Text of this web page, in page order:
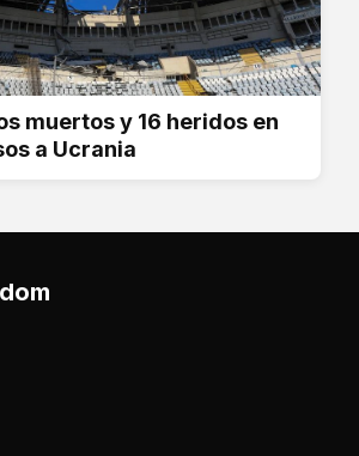
muertos y 16 heridos en
a Ucrania